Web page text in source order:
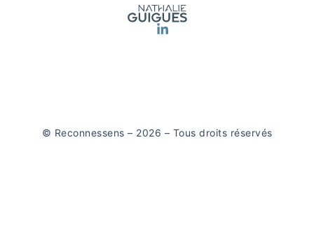
© Reconnessens – 2026 – Tous droits réservés